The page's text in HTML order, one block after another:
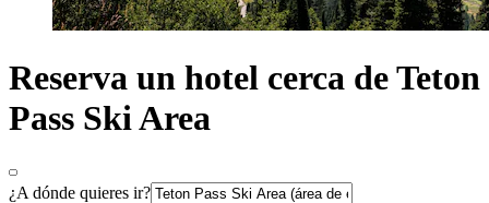
Reserva un hotel cerca de Teton
Pass Ski Area
¿A dónde quieres ir?